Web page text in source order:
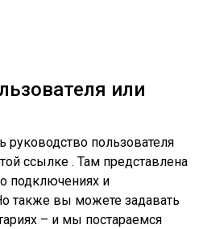
или
руководство пользователя
ссылке . Там представлена
подключениях и
также вы можете задавать
– и мы постараемся